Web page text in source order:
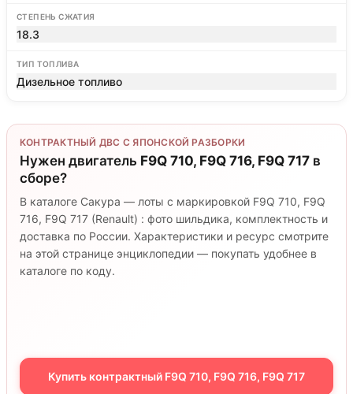
СТЕПЕНЬ СЖАТИЯ
18.3
ТИП ТОПЛИВА
Дизельное топливо
КОНТРАКТНЫЙ ДВС С ЯПОНСКОЙ РАЗБОРКИ
Нужен двигатель F9Q 710, F9Q 716, F9Q 717 в
сборе?
В каталоге Сакура — лоты с маркировкой F9Q 710, F9Q
716, F9Q 717 (Renault) : фото шильдика, комплектность и
доставка по России. Характеристики и ресурс смотрите
на этой странице энциклопедии — покупать удобнее в
каталоге по коду.
Купить контрактный F9Q 710, F9Q 716, F9Q 717